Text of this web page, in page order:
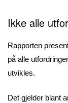
Ikke alle
Rapporten
på alle
utvikles.
Det gjelder blant